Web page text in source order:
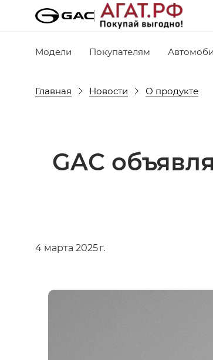
Модели Покупателям
Главная Новости О продукте
GAC
4 марта 2025 г.